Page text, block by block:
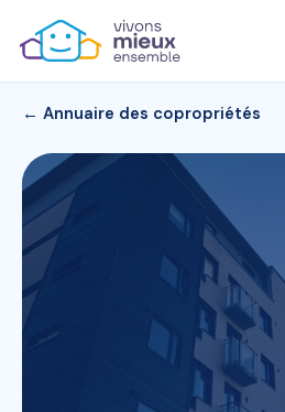
← Annuaire des copropriétés